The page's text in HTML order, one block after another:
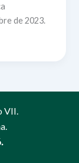
de 2023.
VII.